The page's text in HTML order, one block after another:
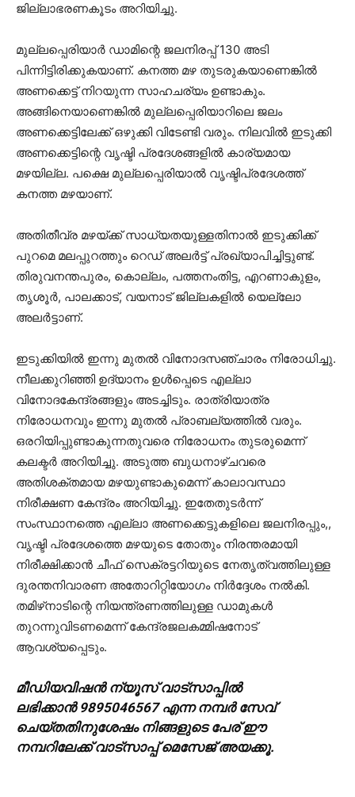
ജില്ലാഭരണകൂടം അറിയിച്ചു.
മുല്ലപ്പെരിയാര്‍ ഡാമിന്റെ ജലനിരപ്പ് 130 അടി
പിന്നിട്ടിരിക്കുകയാണ്. കനത്ത മഴ തുടരുകയാണെങ്കില്‍
അണക്കെട്ട് നിറയുന്ന സാഹചര്യം ഉണ്ടാകും.
അങ്ങിനെയാണെങ്കില്‍ മുല്ലപ്പെരിയാറിലെ ജലം
അണക്കെട്ടിലേക്ക് ഒഴുക്കി വിടേണ്ടി വരും. നിലവില്‍ ഇടുക്കി
അണക്കെട്ടിന്റെ വൃഷ്ടി പ്രദേശങ്ങളില്‍ കാര്യമായ
മഴയില്ല. പക്ഷെ മുല്ലപ്പെരിയാല്‍ വൃഷ്ടിപ്രദേശത്ത്
കനത്ത മഴയാണ്.
അതിതീവ്ര മഴയ്ക്ക് സാധ്യതയുള്ളതിനാല്‍ ഇടുക്കിക്ക്
പുറമെ മലപ്പുറത്തും റെഡ് അലര്‍ട്ട് പ്രഖ്യാപിച്ചിട്ടുണ്ട്.
തിരുവനന്തപുരം, കൊല്ലം, പത്തനംതിട്ട, എറണാകുളം,
തൃശൂര്‍, പാലക്കാട്, വയനാട് ജില്ലകളില്‍ യെല്ലോ
അലര്‍ട്ടാണ്.
ഇടുക്കിയില്‍ ഇന്നു മുതല്‍ വിനോദസഞ്ചാരം നിരോധിച്ചു.
നീലക്കുറിഞ്ഞി ഉദ്യാനം ഉള്‍പ്പെടെ എല്ലാ
വിനോദകേന്ദ്രങ്ങളും അടച്ചിടും. രാത്രിയാത്ര
നിരോധനവും ഇന്നു മുതല്‍ പ്രാബല്യത്തില്‍ വരും.
ഒരറിയിപ്പുണ്ടാകുന്നതുവരെ നിരോധനം തുടരുമെന്ന്
കലക്ടര്‍ അറിയിച്ചു. അടുത്ത ബുധനാഴ്ചവരെ
അതിശക്തമായ മഴയുണ്ടാകുമെന്ന് കാലാവസ്ഥാ
നിരീക്ഷണ കേന്ദ്രം അറിയിച്ചു. ഇതേതുടര്‍ന്ന്
സംസ്ഥാനത്തെ എല്ലാ അണക്കെട്ടുകളിലെ ജലനിരപ്പും,,
വൃഷ്ടി പ്രദേശത്തെ മഴയുടെ തോതും നിരന്തരമായി
നിരീക്ഷിക്കാന്‍ ചീഫ് സെക്രട്ടറിയുടെ നേതൃത്വത്തിലുള്ള
ദുരന്തനിവാരണ അതോറിറ്റിയോഗം നിര്‍ദ്ദേശം നല്‍കി.
തമിഴ്‌നാടിന്റെ നിയന്ത്രണത്തിലുള്ള ഡാമുകള്‍
തുറന്നുവിടണമെന്ന് കേന്ദ്രജലകമ്മിഷനോട്
ആവശ്യപ്പെടും.
മീഡിയവിഷൻ ന്യൂസ് വാട്സാപ്പില്‍
ലഭിക്കാന്‍ 9895046567 എന്ന നമ്പര്‍ സേവ്
ചെയ്തതിനുശേഷം നിങ്ങളുടെ പേര് ഈ
നമ്പറിലേക്ക് വാട്സാപ്പ് മെസേജ് അയക്കൂ.